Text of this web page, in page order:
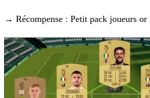
→ Récompense : Petit pack joueurs or